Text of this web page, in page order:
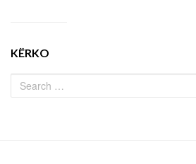
KËRKO